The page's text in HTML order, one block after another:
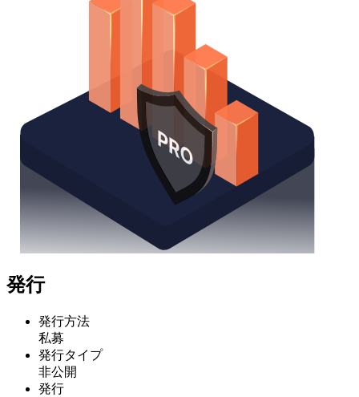
発行
発行方法
私募
発行タイプ
非公開
発行